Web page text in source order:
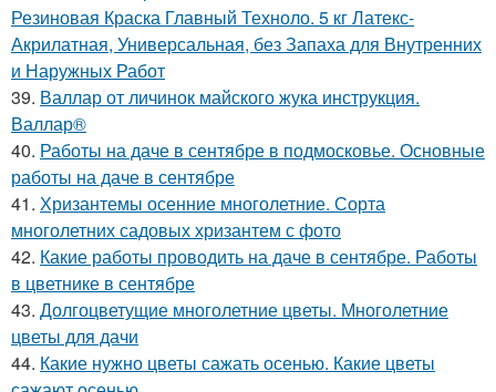
Резиновая Краска Главный Техноло. 5 кг Латекс-
Акрилатная, Универсальная, без Запаха для Внутренних
и Наружных Работ
39. Валлар от личинок майского жука инструкция.
Валлар®
40. Работы на даче в сентябре в подмосковье. Основные
работы на даче в сентябре
41. Хризантемы осенние многолетние. Сорта
многолетних садовых хризантем с фото
42. Какие работы проводить на даче в сентябре. Работы
в цветнике в сентябре
43. Долгоцветущие многолетние цветы. Многолетние
цветы для дачи
44. Какие нужно цветы сажать осенью. Какие цветы